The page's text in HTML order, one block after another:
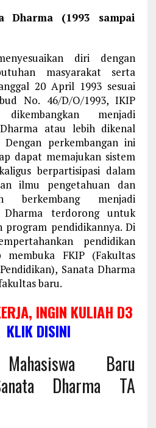
Dharma (1993 sampai
diri dengan
masyarakat serta
20 April 1993 sesuai
No. 46/D/O/1993, IKIP
menjadi
atau lebih dikenal
Dengan perkembangan ini
dapat memajukan sistem
berpartisipasi dalam
ilmu pengetahuan dan
berkembang menjadi
Dharma terdorong untuk
program pendidikannya. Di
pendidikan
FKIP (Fakultas
Sanata Dharma
baru.
INGIN KULIAH D3
KLIK DISINI
Baru
Dharma TA